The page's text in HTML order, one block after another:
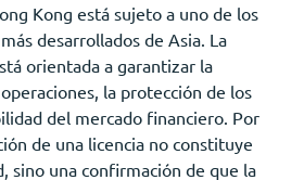
Kong está sujeto a uno de los
desarrollados de Asia. La
orientada a garantizar la
la protección de los
del mercado financiero. Por
de una licencia no constituye
sino una confirmación de que la